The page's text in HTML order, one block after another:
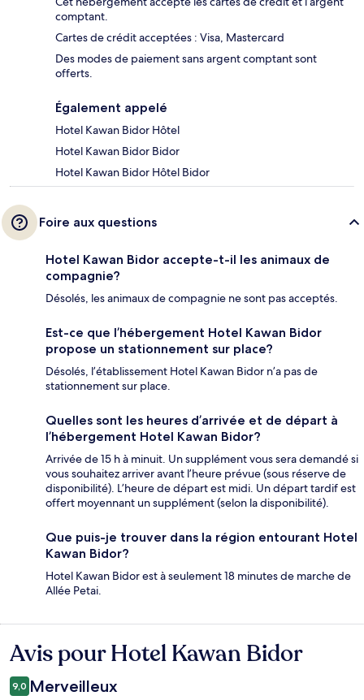
comptant.
Cartes de crédit acceptées : Visa, Mastercard
Des modes de paiement sans argent comptant sont
offerts.
Également appelé
Hotel Kawan Bidor Hôtel
Hotel Kawan Bidor Bidor
Hotel Kawan Bidor Hôtel Bidor
Foire aux questions
Hotel Kawan Bidor accepte-t-il les animaux de
compagnie?
Désolés, les animaux de compagnie ne sont pas acceptés.
Est-ce que l’hébergement Hotel Kawan Bidor
propose un stationnement sur place?
Désolés, l’établissement Hotel Kawan Bidor n’a pas de
stationnement sur place.
Quelles sont les heures d’arrivée et de départ à
l’hébergement Hotel Kawan Bidor?
Arrivée de 15 h à minuit. Un supplément vous sera demandé si
vous souhaitez arriver avant l’heure prévue (sous réserve de
disponibilité). L’heure de départ est midi. Un départ tardif est
offert moyennant un supplément (selon la disponibilité).
Que puis-je trouver dans la région entourant Hotel
Kawan Bidor?
Hotel Kawan Bidor est à seulement 18 minutes de marche de
Allée Petai.
Avis
Avis pour Hotel Kawan Bidor
9,0 Merveilleux